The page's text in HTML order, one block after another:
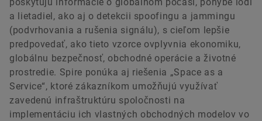
a lietadiel, ako aj o detekcii spoofingu a jammingu
(podvrhovania a rušenia signálu), s cieľom lepšie
predpovedať, ako tieto vzorce ovplyvnia ekonomiku,
globálnu bezpečnosť, obchodné operácie a životné
prostredie. Spire ponúka aj riešenia „Space as a
Service“, ktoré zákazníkom umožňujú využívať
zavedenú infraštruktúru spoločnosti na
implementáciu ich vlastných obchodných modelov vo